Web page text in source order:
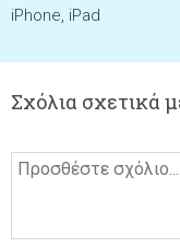
iPhone, iPad
Σχόλια σχετικά